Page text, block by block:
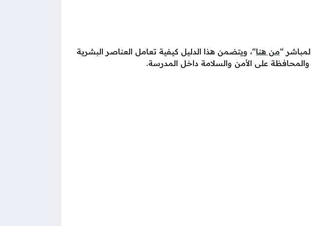
من هنا“، ويتضمن هذا الدليل كيفية تعامل العناصر البشرية
والمحافظة على الأمن والسلامة داخل المدرسة.